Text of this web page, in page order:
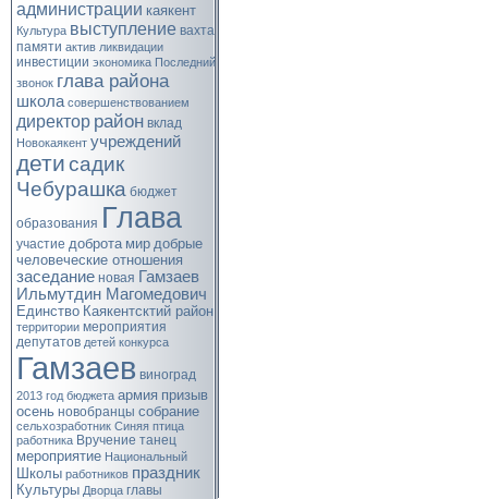
администрации каякент
Культура выступление вахта
памяти актив ликвидации
инвестиции экономика Последний
звонок глава района
школа совершенствованием
директор район вклад
Новокаякент учреждений
детисадик
Чебурашка бюджет
образования Глава
участие доброта мир добрые
человеческие отношения
заседание новая Гамзаев
Ильмутдин Магомедович
Единство Каякентсктий район
территории мероприятия
депутатов детей конкурса
Гамзаев виноград
2013 год бюджета армия призыв
осень новобранцы собрание
сельхозработник Синяя птица
работника Вручение танец
мероприятие Национальный
Школы работников праздник
Культуры Дворца главы